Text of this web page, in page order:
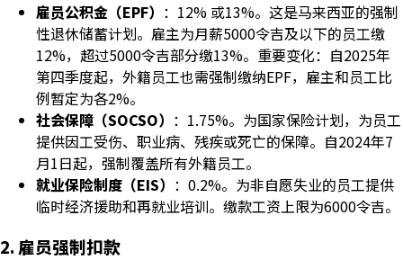
雇员公积金（EPF） ：12% 或13%。这是马来西亚的强制
性退休储蓄计划。雇主为月薪5000令吉及以下的员工缴
12%，超过5000令吉部分缴13%。重要变化：自2025年
第四季度起，外籍员工也需强制缴纳EPF，雇主和员工比
例暂定为各2%。
社会保障（SOCSO） ：1.75%。为国家保险计划，为员工
提供因工受伤、职业病、残疾或死亡的保障。自2024年7
月1日起，强制覆盖所有外籍员工。
就业保险制度（EIS） ：0.2%。为非自愿失业的员工提供
临时经济援助和再就业培训。缴款工资上限为6000令吉。
2. 雇员强制扣款